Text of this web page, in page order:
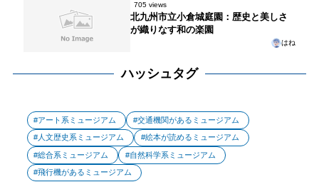
705 views
北九州市立小倉城庭園：歴史と美しさ
が織りなす和の楽園
はね
ハッシュタグ
アート系ミュージアム 交通機関があるミュージアム
人文歴史系ミュージアム 絵本が読めるミュージアム
総合系ミュージアム 自然科学系ミュージアム
飛行機があるミュージアム